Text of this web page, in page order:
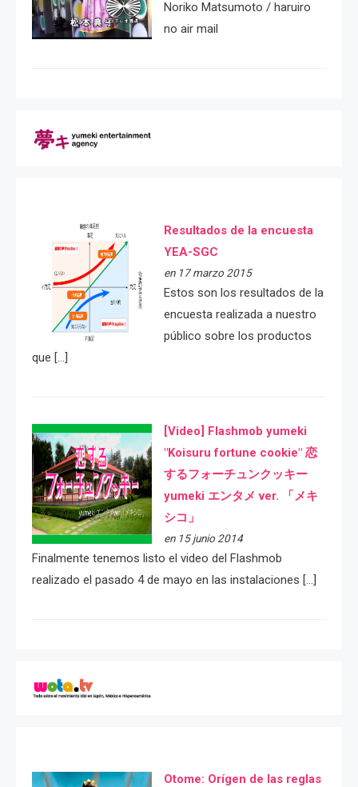
Noriko Matsumoto / haruiro
no air mail
Resultados de la encuesta
YEA-SGC
en 17 marzo 2015
Estos son los resultados de la
encuesta realizada a nuestro
público sobre los productos
que […]
[Video] Flashmob yumeki
"Koisuru fortune cookie" 恋
するフォーチュンクッキー
yumeki エンタメ ver. 「メキ
シコ」
en 15 junio 2014
Finalmente tenemos listo el video del Flashmob
realizado el pasado 4 de mayo en las instalaciones […]
Otome: Orígen de las reglas